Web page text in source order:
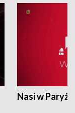
Nasi w Paryżu